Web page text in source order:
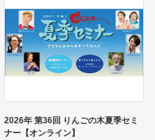
2026年 第36回 りんごの木夏季セミ
ナー【オンライン】